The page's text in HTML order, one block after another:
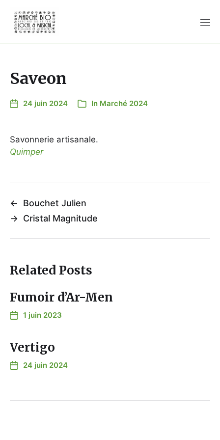
Saveon
24 juin 2024 In Marché 2024
Savonnerie artisanale.
Quimper
←
Bouchet Julien
→ Cristal Magnitude
Related Posts
Fumoir d’Ar-Men
1 juin 2023
Vertigo
24 juin 2024